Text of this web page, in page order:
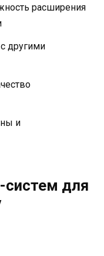
расширения
другими
и
для